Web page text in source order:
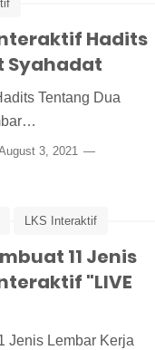
Hadits
Syahadat
Tentang Dua
3, 2021
LKS Interaktif
11 Jenis
"LIVE
Jenis Lembar Kerja